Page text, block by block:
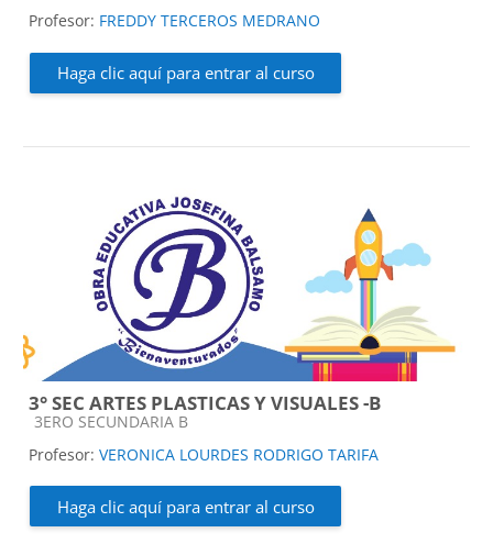
Profesor: FREDDY TERCEROS MEDRANO
Haga clic aquí para entrar al curso
3° SEC ARTES PLASTICAS Y VISUALES -B
Categoría de cursos
3ERO SECUNDARIA B
Profesor: VERONICA LOURDES RODRIGO TARIFA
Haga clic aquí para entrar al curso